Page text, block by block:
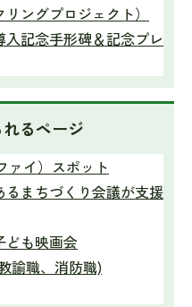
ングプロジェクト）
記念手形碑＆記念プレ
るページ
ァイ）スポット
まちづくり会議が支援
ども映画会
諭職、消防職)